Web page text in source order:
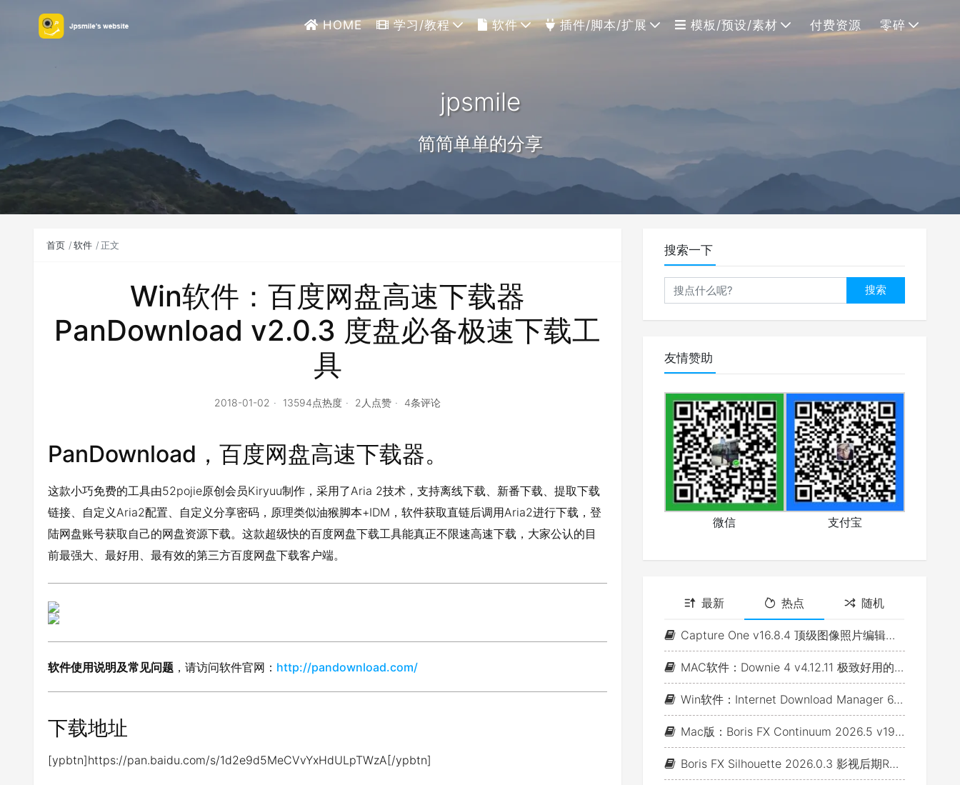
HOME 学习/教程 软件 插件/脚本/扩展 模板/预设/素材 付费资源 零碎
jpsmile
简简单单的分享
首页 软件 正文
Win软件：百度网盘高速下载器
PanDownload v2.0.3 度盘必备极速下载工
具
2018-01-02 13594点热度 2人点赞 4条评论
PanDownload，百度网盘高速下载器。
这款小巧免费的工具由52pojie原创会员Kiryuu制作，采用了Aria 2技术，支持离线下载、新番下载、提取下载
链接、自定义Aria2配置、自定义分享密码，原理类似油猴脚本+IDM，软件获取直链后调用Aria2进行下载，登
陆网盘账号获取自己的网盘资源下载。这款超级快的百度网盘下载工具能真正不限速高速下载，大家公认的目
前最强大、最好用、最有效的第三方百度网盘下载客户端。
软件使用说明及常见问题 ，请访问软件官网： http://pandownload.com/
下载地址
[ypbtn]https://pan.baidu.com/s/1d2e9d5MeCVvYxHdULpTWzA[/ypbtn]
搜索一下
搜索
友情赞助
微信 支付宝
最新 热点 随机
Capture One v16.8.4 顶级图像照片编辑软件(Win&Mac)
MAC软件：Downie 4 v4.12.11 极致好用的视频下载利器
Win软件：Internet Download Manager 6.43 Build 7 - 网络资源下载神器IDM_支持下载各类网站视音频
Mac版：Boris FX Continuum 2026.5 v19.5.4_BCC视频特效及转场套装 For AE/PR/FCP/Motion/Avid/OFX(Fusion/ Resolve/Nukex等)
Boris FX Silhouette 2026.0.3 影视后期Roto抠像Paint视效合成软件+Adobe/OFX插件 (Win&Mac&Linux)